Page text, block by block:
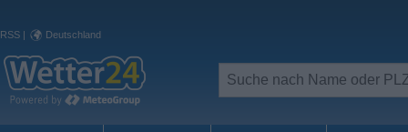
RSS | Deutschland